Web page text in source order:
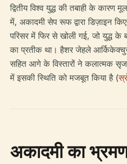
द्वितीय विश्व युद्ध की तबाही के कारण
में, अकादमी सेप रूफ द्वारा डिज़ाइन
परिसर में फिर से खोली गई, जो युद्ध
का प्रतीक था। हैशर जेहले आर्किकेक्चुर
सहित आगे के विस्तारों ने कलात्मक
में इसकी स्थिति को मजबूत किया है (
अकादमी का